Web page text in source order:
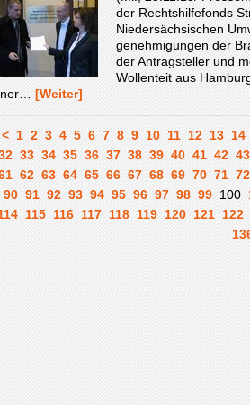
der Rechtshilfefonds
Niedersächsischen
genehmigungen der
der Antragsteller und
Wollenteit aus
[Weiter]
< 1 2 3 4 5 6 7 8 9 10 11 12 13 14
33 34 35 36 37 38 39 40 41 42 43
62 63 64 65 66 67 68 69 70 71 72
90 91 92 93 94 95 96 97 98 99 100
115 116 117 118 119 120 121 122